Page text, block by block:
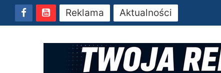
Reklama Aktualności